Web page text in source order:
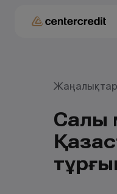
Жаңалықтар